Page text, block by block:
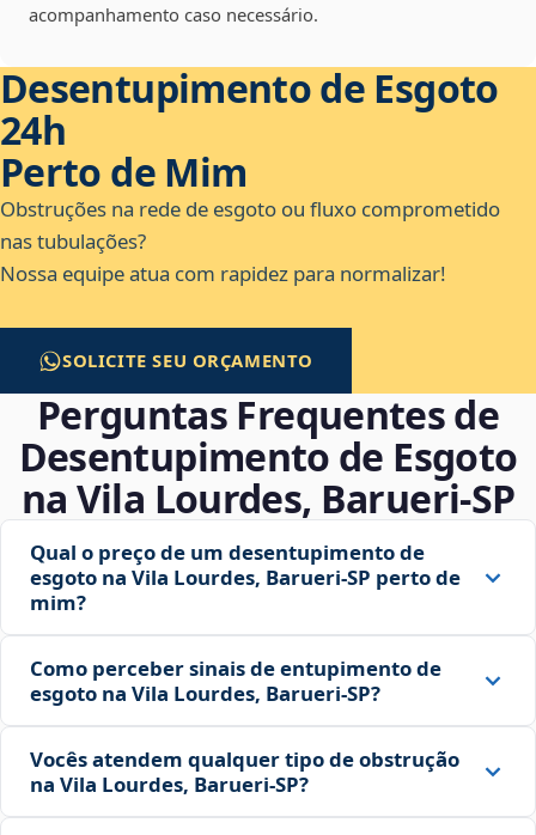
acompanhamento caso necessário.
Desentupimento de Esgoto
24h
Perto de Mim
Obstruções na rede de esgoto ou fluxo comprometido
nas tubulações?
Nossa equipe atua com rapidez para normalizar!
SOLICITE SEU ORÇAMENTO
Perguntas Frequentes de
Desentupimento de Esgoto
na Vila Lourdes, Barueri‑SP
Qual o preço de um desentupimento de
esgoto na Vila Lourdes, Barueri‑SP perto de
mim?
Como perceber sinais de entupimento de
esgoto na Vila Lourdes, Barueri‑SP?
Vocês atendem qualquer tipo de obstrução
na Vila Lourdes, Barueri‑SP?